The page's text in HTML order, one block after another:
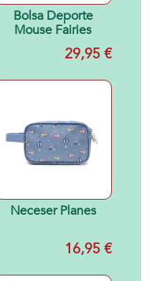
Bolsa Deporte
Mouse Fairies
29,95 €
Neceser Planes
16,95 €